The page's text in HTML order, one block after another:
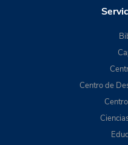
Centro de